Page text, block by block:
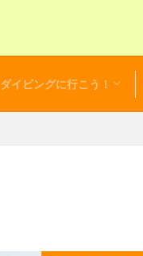
ダイビングに行こう！